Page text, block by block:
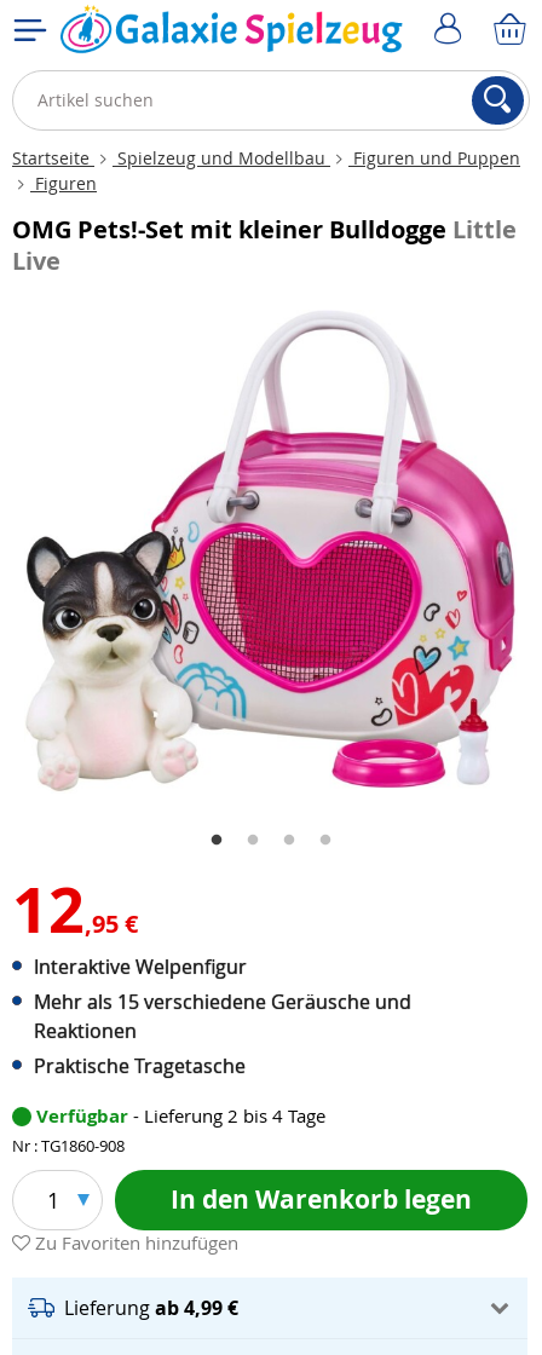
Startseite Spielzeug und Modellbau
Figuren und Puppen
Figuren
OMG Pets!-Set mit kleiner Bulldogge Little
Live
12,95 €
Interaktive Welpenfigur
Mehr als 15 verschiedene Geräusche und
Reaktionen
Praktische Tragetasche
Verfügbar - Lieferung 2 bis 4 Tage
Nr : TG1860-908
1 In den Warenkorb legen
Zu Favoriten hinzufügen
Lieferungab 4,99 €